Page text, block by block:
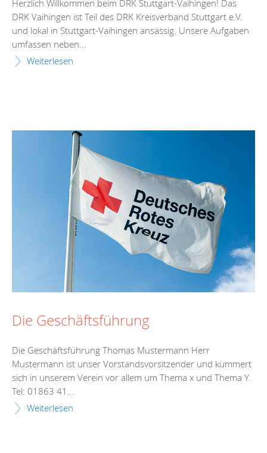
Herzlich Willkommen beim DRK Stuttgart-Vaihingen! Das
DRK Vaihingen ist Teil des DRK Kreisverband Stuttgart e.V.
und lokal in Stuttgart-Vaihingen ansässig. Unsere Aufgaben
umfassen neben...
Weiterlesen
Die Geschäftsführung
Die Geschäftsführung Thomas Mustermann Herr
Mustermann ist unser Vorstandsvorsitzender und kümmert
sich in unserem Verein vor allem um Thema x und Thema Y.
Tel: 01863 41...
Weiterlesen